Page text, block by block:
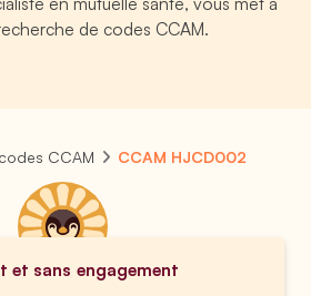
de codes CCAM.
CCAM CCAM HJCD002
et sans engagement